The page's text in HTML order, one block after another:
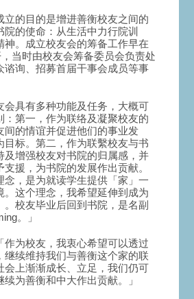
立的目的是增进善衡校友之间的
院的使命：从生活中力行院训
神。成立校友会的筹备工作早在
当时由校友会筹备委员会负责处
谘询、招募首届干事会成员等事
会具有多种功能及任务，大概可
：第一，作为联络及凝聚校友的
间的情谊并促进他们的事业发
目标。第二，作为联繫校友与书
及增强校友对书院的归属感，并
援，为书院的发展作出贡献。
念，是为就读学生提供「家」一
。这个理念，我希望延伸到成为
。校友毕业后回到书院，是名副
。」
作为校友，我衷心希望可以透过
继续维持我们与善衡这个家的联
会上渐渐成长、立足，我们仍可
为善衡和中大作出贡献。」